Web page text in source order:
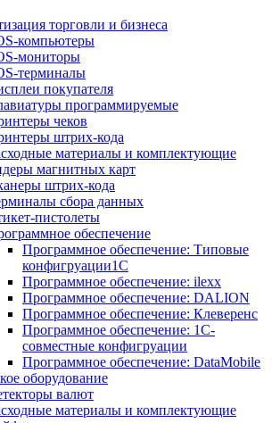
торговли и бизнеса
компьютеры
мониторы
терминалы
покупателя
программируемые
чеков
штрих-кода
материалы и комплектующие
магнитных карт
штрих-кода
сбора данных
пистолеты
обеспечение
Программное обеспечение: Типовые
конфигруации1С
Программное обеспечение: ilexx
Программное обеспечение: DALION
Программное обеспечение: Клеверенс
Программное обеспечение: 1С-
совместные конфигруации
Программное обеспечение: DataMobile
оборудование
валют
материалы и комплектующие